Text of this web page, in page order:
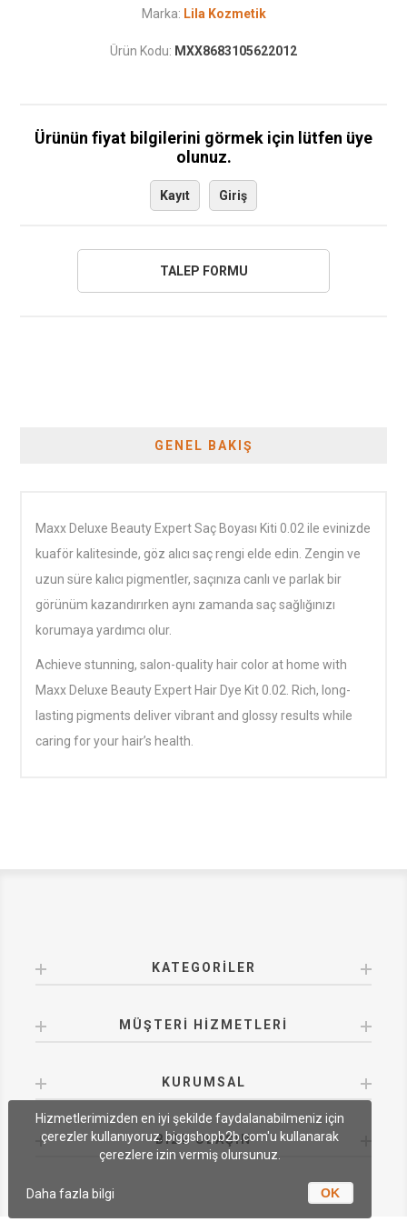
Marka: Lila Kozmetik
Ürün Kodu: MXX8683105622012
Ürünün fiyat bilgilerini görmek için lütfen üye
olunuz.
Kayıt Giriş
GENEL BAKIŞ
Maxx Deluxe Beauty Expert Saç Boyası Kiti 0.02 ile evinizde
kuaför kalitesinde, göz alıcı saç rengi elde edin. Zengin ve
uzun süre kalıcı pigmentler, saçınıza canlı ve parlak bir
görünüm kazandırırken aynı zamanda saç sağlığınızı
korumaya yardımcı olur.
Achieve stunning, salon-quality hair color at home with
Maxx Deluxe Beauty Expert Hair Dye Kit 0.02. Rich, long-
lasting pigments deliver vibrant and glossy results while
caring for your hair’s health.
KATEGORILER
MÜŞTERI HIZMETLERI
KURUMSAL
BIZE ULAŞIN
Hizmetlerimizden en iyi şekilde faydalanabilmeniz için
çerezler kullanıyoruz. biggshopb2b.com'u kullanarak
çerezlere izin vermiş olursunuz.
OK
Daha fazla bilgi